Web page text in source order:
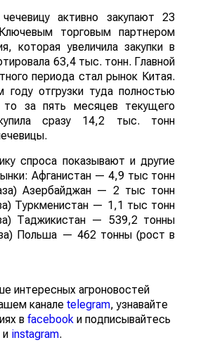
чечевицу активно закупают 23
торговым партнером
которая увеличила закупки в
63,4 тыс. тонн. Главной
периода стал рынок Китая.
году отгрузки туда полностью
то за пять месяцев текущего
сразу 14,2 тыс. тонн
спроса показывают и другие
Афганистан — 4,9 тыс тонн
Азербайджан — 2 тыс тонн
Туркменистан — 1,1 тыс тонн
Таджикистан — 539,2 тонны
Польша — 462 тонны (рост в
интересных агроновостей
канале telegram, узнавайте
в facebook и подписывайтесь
и instagram.